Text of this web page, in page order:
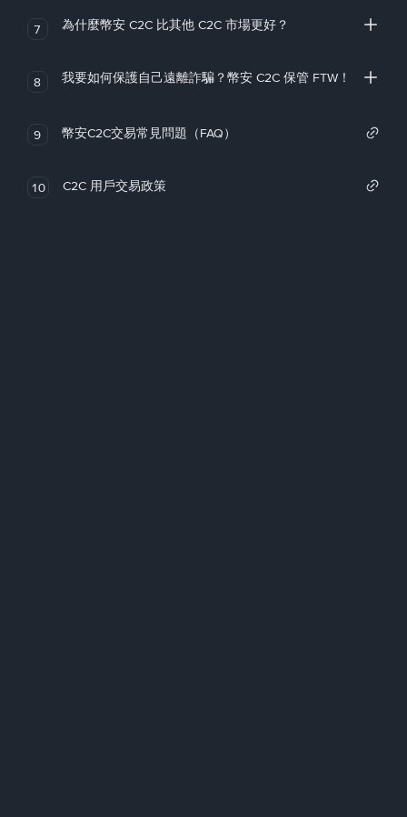
7 為什麼幣安 C2C 比其他 C2C 市場更好？
8 我要如何保護自己遠離詐騙？幣安 C2C 保管 FTW！
9 幣安C2C交易常見問題（FAQ）
10 C2C 用戶交易政策